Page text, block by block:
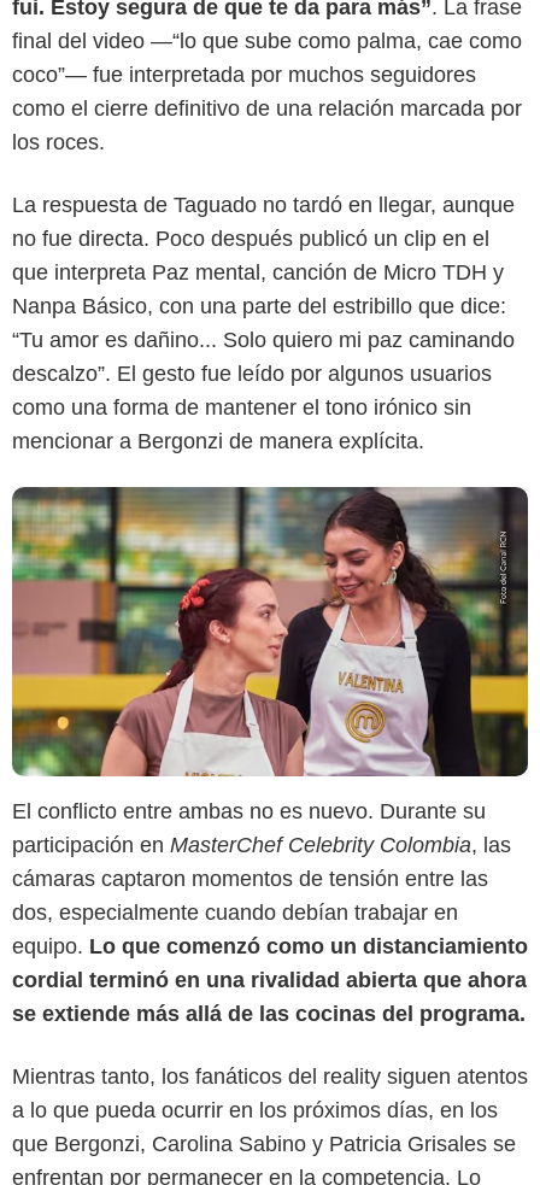
fui. Estoy segura de que te da para más”. La frase
final del video —“lo que sube como palma, cae como
coco”— fue interpretada por muchos seguidores
como el cierre definitivo de una relación marcada por
los roces.
La respuesta de Taguado no tardó en llegar, aunque
no fue directa. Poco después publicó un clip en el
que interpreta Paz mental, canción de Micro TDH y
Nanpa Básico, con una parte del estribillo que dice:
“Tu amor es dañino... Solo quiero mi paz caminando
descalzo”. El gesto fue leído por algunos usuarios
como una forma de mantener el tono irónico sin
mencionar a Bergonzi de manera explícita.
Canal RCN
El conflicto entre ambas no es nuevo. Durante su
participación en MasterChef Celebrity Colombia, las
cámaras captaron momentos de tensión entre las
dos, especialmente cuando debían trabajar en
equipo. Lo que comenzó como un distanciamiento
cordial terminó en una rivalidad abierta que ahora
se extiende más allá de las cocinas del programa.
Mientras tanto, los fanáticos del reality siguen atentos
a lo que pueda ocurrir en los próximos días, en los
que Bergonzi, Carolina Sabino y Patricia Grisales se
enfrentan por permanecer en la competencia. Lo